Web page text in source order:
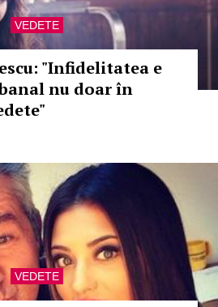
VEDETE
"Infidelitatea e
nu doar în
VEDETE